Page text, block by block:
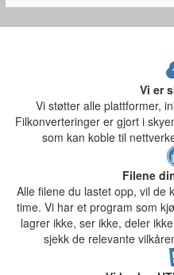
Vi er
Vi støtter alle plattformer,
Filkonverteringer er gjort i
som kan koble til
Filene
Alle filene du lastet opp, vil de
time. Vi har et program som
lagrer ikke, ser ikke, deler
sjekk de relevante